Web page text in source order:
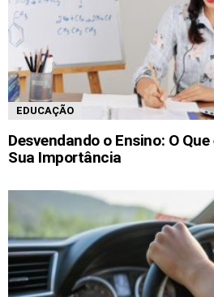
EDUCAÇÃO
Desvendando o Ensino: O
Sua Importância